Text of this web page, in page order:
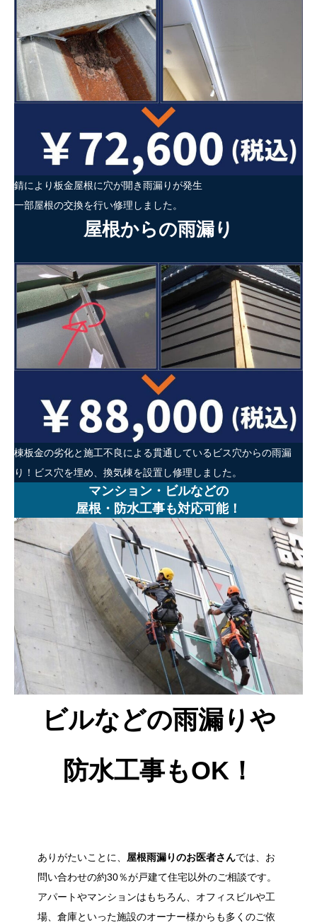
錆により板金屋根に穴が開き雨漏りが発生
一部屋根の交換を行い修理しました。
屋根からの雨漏り
棟板金の劣化と施工不良による貫通しているビス穴からの雨漏
り！ビス穴を埋め、換気棟を設置し修理しました。
マンション・ビルなどの
屋根・防水工事も対応可能！
ビルなどの雨漏りや
防水工事もOK！
ありがたいことに、 屋根雨漏りのお医者さんでは、お
問い合わせの約30％が戸建て住宅以外のご相談です。
アパートやマンションはもちろん、オフィスビルや工
場、倉庫といった施設のオーナー様からも多くのご依